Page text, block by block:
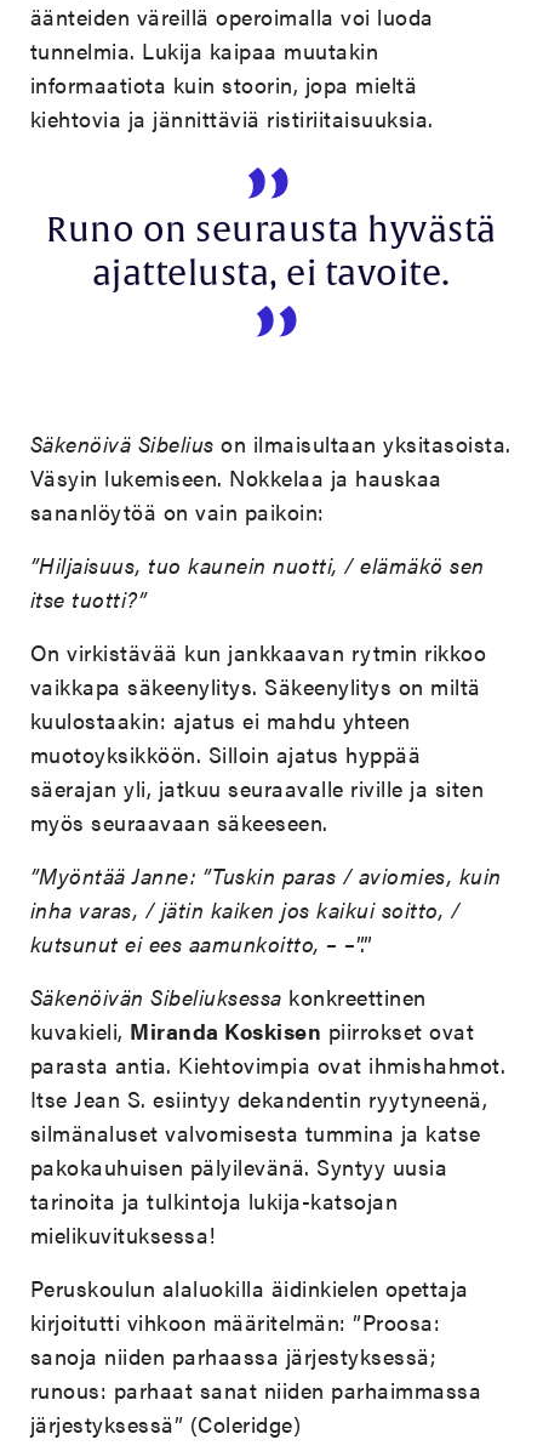
äänteiden väreillä operoimalla voi luoda
tunnelmia. Lukija kaipaa muutakin
informaatiota kuin stoorin, jopa mieltä
kiehtovia ja jännittäviä ristiriitaisuuksia.
Runo on seurausta hyvästä
ajattelusta, ei tavoite.
Säkenöivä Sibelius on ilmaisultaan yksitasoista.
Väsyin lukemiseen. Nokkelaa ja hauskaa
sananlöytöä on vain paikoin:
”Hiljaisuus, tuo kaunein nuotti, / elämäkö sen
itse tuotti?”
On virkistävää kun jankkaavan rytmin rikkoo
vaikkapa säkeenylitys. Säkeenylitys on miltä
kuulostaakin: ajatus ei mahdu yhteen
muotoyksikköön. Silloin ajatus hyppää
säerajan yli, jatkuu seuraavalle riville ja siten
myös seuraavaan säkeeseen.
”Myöntää Janne: ”Tuskin paras / aviomies, kuin
inha varas, / jätin kaiken jos kaikui soitto, /
kutsunut ei ees aamunkoitto, – –”.”
Säkenöivän Sibeliuksessa konkreettinen
kuvakieli, Miranda Koskisen piirrokset ovat
parasta antia. Kiehtovimpia ovat ihmishahmot.
Itse Jean S. esiintyy dekandentin ryytyneenä,
silmänaluset valvomisesta tummina ja katse
pakokauhuisen pälyilevänä. Syntyy uusia
tarinoita ja tulkintoja lukija-katsojan
mielikuvituksessa!
Peruskoulun alaluokilla äidinkielen opettaja
kirjoitutti vihkoon määritelmän: ”Proosa:
sanoja niiden parhaassa järjestyksessä;
runous: parhaat sanat niiden parhaimmassa
järjestyksessä” (Coleridge)